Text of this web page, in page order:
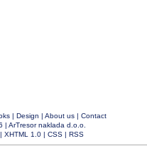
| Design | About us| Contact
| ArTresor naklada d.o.o.
XHTML 1.0| CSS| RSS